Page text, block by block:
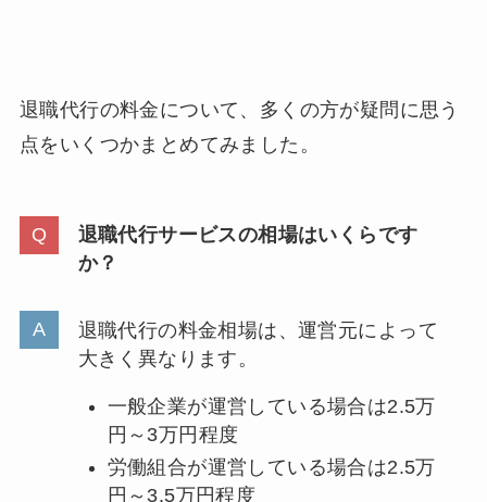
退職代行の料金について、多くの方が疑問に思う
点をいくつかまとめてみました。
退職代行サービスの相場はいくらです
か？
退職代行の料金相場は、運営元によって
大きく異なります。
一般企業が運営している場合は2.5万
円～3万円程度
労働組合が運営している場合は2.5万
円～3.5万円程度